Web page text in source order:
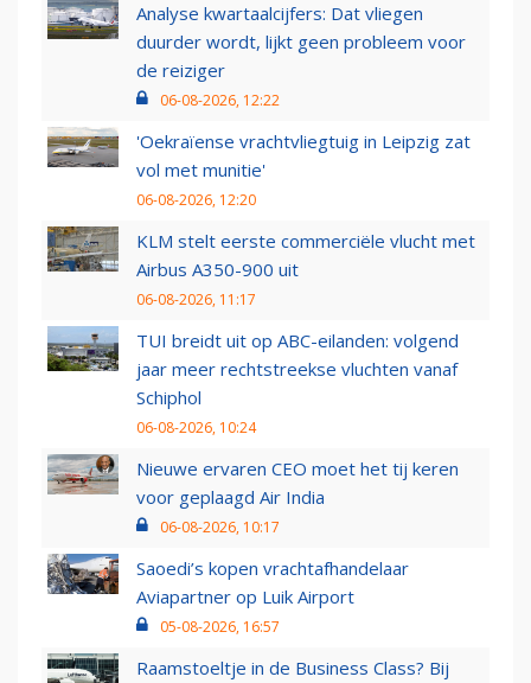
Analyse kwartaalcijfers: Dat vliegen
duurder wordt, lijkt geen probleem voor
de reiziger
06-08-2026, 12:22
'Oekraïense vrachtvliegtuig in Leipzig zat
vol met munitie'
06-08-2026, 12:20
KLM stelt eerste commerciële vlucht met
Airbus A350-900 uit
06-08-2026, 11:17
TUI breidt uit op ABC-eilanden: volgend
jaar meer rechtstreekse vluchten vanaf
Schiphol
06-08-2026, 10:24
Nieuwe ervaren CEO moet het tij keren
voor geplaagd Air India
06-08-2026, 10:17
Saoedi’s kopen vrachtafhandelaar
Aviapartner op Luik Airport
05-08-2026, 16:57
Raamstoeltje in de Business Class? Bij